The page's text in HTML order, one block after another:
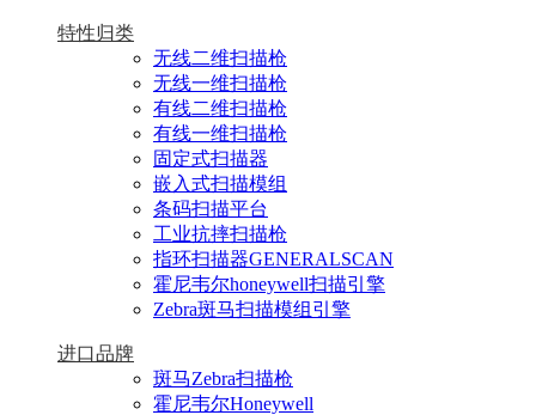
特性归类
无线二维扫描枪
无线一维扫描枪
有线二维扫描枪
有线一维扫描枪
固定式扫描器
嵌入式扫描模组
条码扫描平台
工业抗摔扫描枪
指环扫描器GENERALSCAN
霍尼韦尔honeywell扫描引擎
Zebra斑马扫描模组引擎
进口品牌
斑马Zebra扫描枪
霍尼韦尔Honeywell